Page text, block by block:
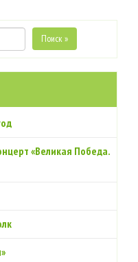
Поиск »
«Великая Победа.